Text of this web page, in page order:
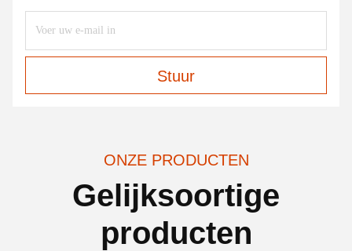
Stuur
ONZE PRODUCTEN
Gelijksoortige
producten